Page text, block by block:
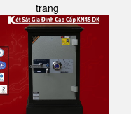
trang